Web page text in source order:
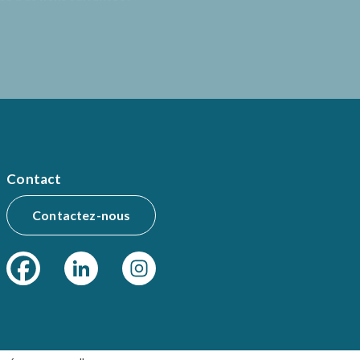
avec les réglementations. Personnalisez
Contact
Contactez-nous